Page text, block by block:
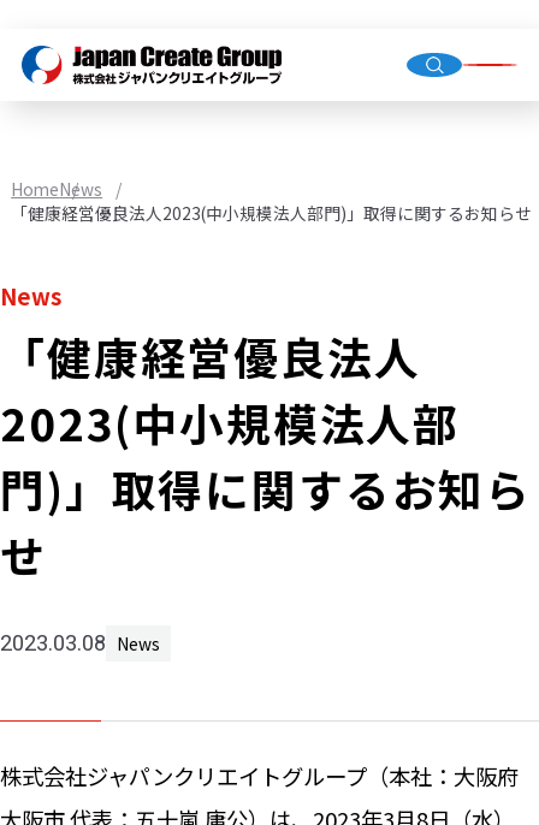
Group
FC)
News
HomeNews
「健康経営優良法人2023(中小規模法人部門)」取得に関するお知らせ
News
「健康経営優良法人
2023(中小規模法人部
門)」取得に関するお知ら
せ
2023.03.08 News
株式会社ジャパンクリエイトグループ（本社：大阪府